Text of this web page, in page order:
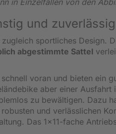
und zuverlässig
sportliches Design.
abgestimmte Sattel
voran und bieten ein
aber einer Ausfahrt
zu bewältigen. Dazu
und verlässlichen
Das 1x11-fache